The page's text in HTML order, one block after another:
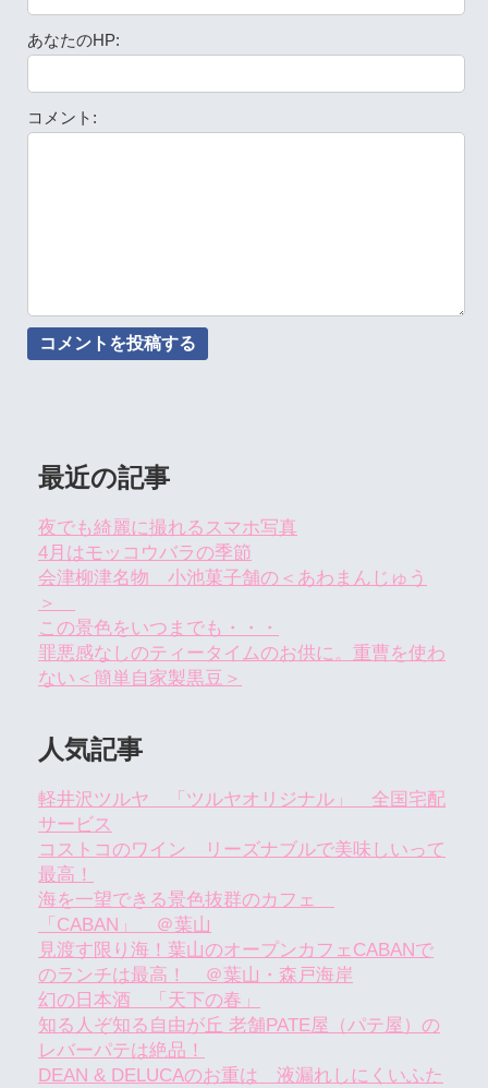
あなたのHP:
コメント:
最近の記事
夜でも綺麗に撮れるスマホ写真
4月はモッコウバラの季節
会津柳津名物 小池菓子舗の＜あわまんじゅう
＞
この景色をいつまでも・・・
罪悪感なしのティータイムのお供に。重曹を使わ
ない＜簡単自家製黒豆＞
人気記事
軽井沢ツルヤ 「ツルヤオリジナル」 全国宅配
サービス
コストコのワイン リーズナブルで美味しいって
最高！
海を一望できる景色抜群のカフェ
「CABAN」 ＠葉山
見渡す限り海！葉山のオープンカフェCABANで
のランチは最高！ ＠葉山・森戸海岸
幻の日本酒 「天下の春」
知る人ぞ知る自由が丘 老舗PATE屋（パテ屋）の
レバーパテは絶品！
DEAN & DELUCAのお重は 液漏れしにくいふた